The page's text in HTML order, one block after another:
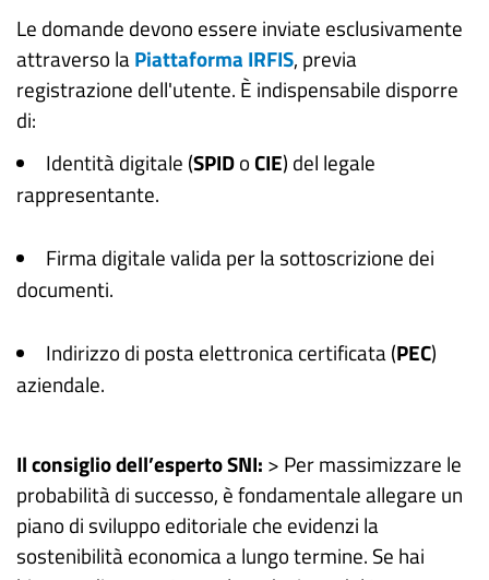
Le domande devono essere inviate esclusivamente
attraverso laPiattaforma IRFIS, previa
registrazione dell'utente. È indispensabile disporre
di:
Identità digitale (SPIDoCIE) del legale
rappresentante.
Firma digitale valida per la sottoscrizione dei
documenti.
Indirizzo di posta elettronica certificata (PEC)
aziendale.
Il consiglio dell’esperto SNI: > Per massimizzare le
probabilità di successo, è fondamentale allegare un
piano di sviluppo editoriale che evidenzi la
sostenibilità economica a lungo termine. Se hai